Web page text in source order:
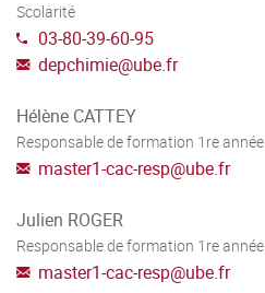
Scolarité
03-80-39-60-95
depchimie@ube.fr
Hélène CATTEY
Responsable de formation 1re année
master1-cac-resp@ube.fr
Julien ROGER
Responsable de formation 1re année
master1-cac-resp@ube.fr